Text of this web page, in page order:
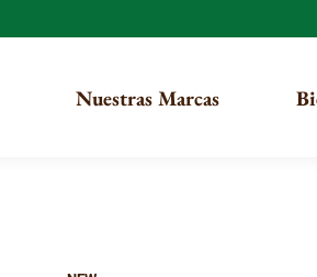
Nuestras Marcas